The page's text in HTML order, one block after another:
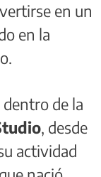
en un
en la
de la
, desde
actividad